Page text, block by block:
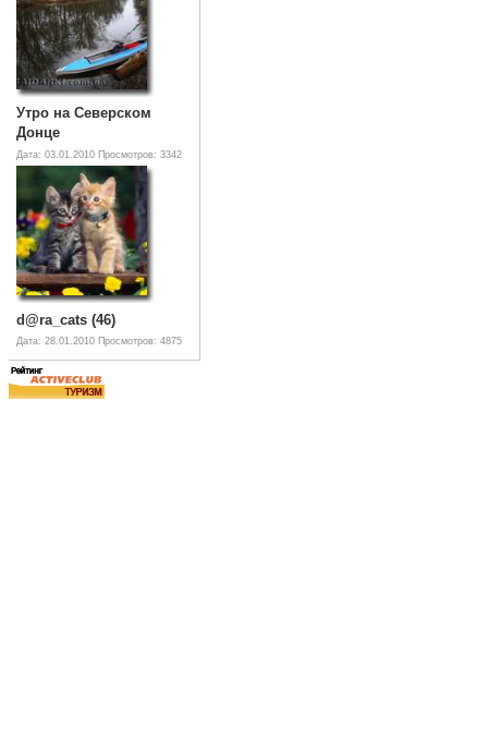
Утро на Северском
Донце
Дата: 03.01.2010 Просмотров: 3342
d@ra_cats (46)
Дата: 28.01.2010 Просмотров: 4875